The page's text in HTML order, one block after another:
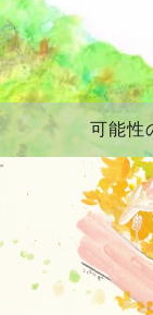
可能性